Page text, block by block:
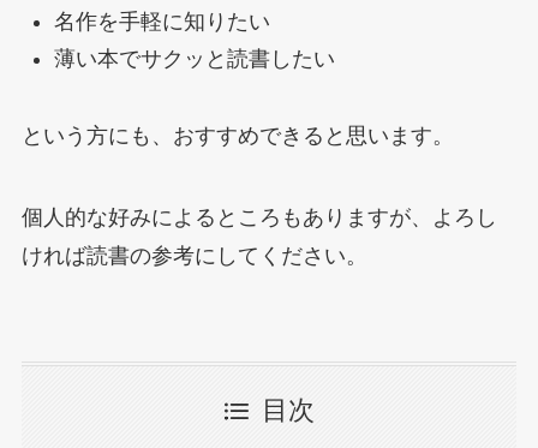
名作を手軽に知りたい
薄い本でサクッと読書したい
という方にも、おすすめできると思います。
個人的な好みによるところもありますが、よろし
ければ読書の参考にしてください。
目次